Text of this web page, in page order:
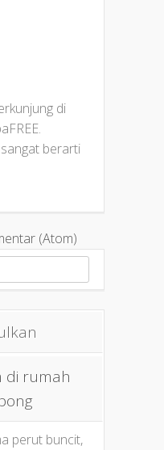
di
berarti
(Atom)
di rumah
perut buncit,